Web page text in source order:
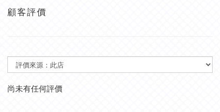
顧客評價
尚未有任何評價